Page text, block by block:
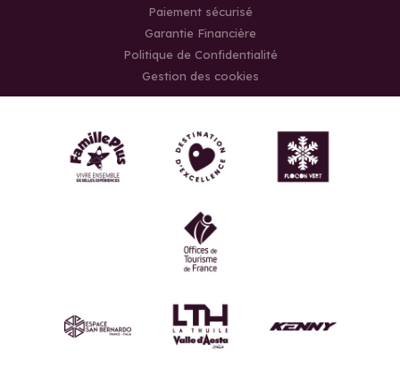
Paiement sécurisé
Garantie Financière
Politique de Confidentialité
Gestion des cookies